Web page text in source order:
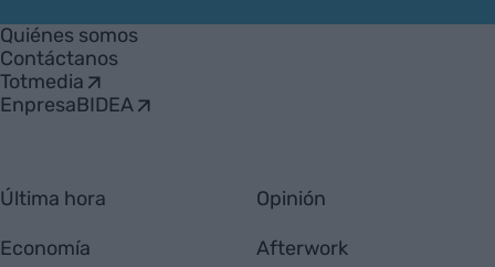
Empresa
Quiénes somos
Contáctanos
Totmedia
EnpresaBIDEA
Última hora
Economía
Opinión
Afterwork